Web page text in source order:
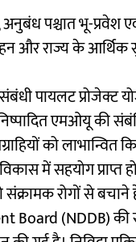
पश्चात भू-प्रवेश
और राज्य के आर्थिक
संबंधी पायलट
एमओयू की
को
में सहयोग प्राप्त
संक्रामक रोगों से
(NDDB) की